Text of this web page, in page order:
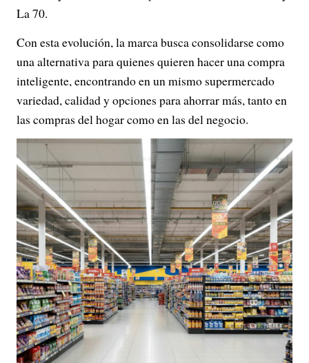
La 70.
Con esta evolución, la marca busca consolidarse como
una alternativa para quienes quieren hacer una compra
inteligente, encontrando en un mismo supermercado
variedad, calidad y opciones para ahorrar más, tanto en
las compras del hogar como en las del negocio.